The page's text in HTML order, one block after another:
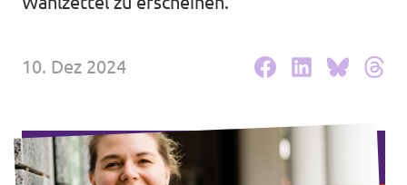
Transparenz
10. Dez 2024